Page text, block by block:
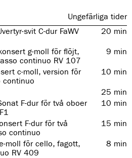
Ungefärliga tider
svit C-dur FaWV
20 min
g-moll för flöjt,
continuo RV 107
9 min
c-moll, version för
continuo
10 min
25 min
F-dur för två oboer
10 min
F-dur för två
continuo
15 min
moll för cello, fagott,
RV 409
8 min